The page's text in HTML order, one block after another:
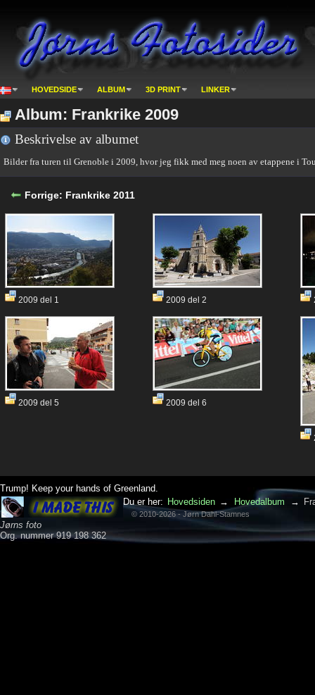
HOVEDSIDE ALBUM 3D PRINT LINKER
Album: Frankrike 2009
Beskrivelse av albumet
Bilder fra turen til Grenoble i 2009, hvor jeg fikk med meg noen av etappene i
Forrige: Frankrike 2011
2009 del 1 2009 del 2
2009 del 5 2009 del 6
Trump! Keep your hands of Greenland.
Jørns foto
Org. nummer 919 198 362
Du er her: Hovedsiden → Hovedalbum →
© 2010-2026 - Jørn Dahl-Stamnes